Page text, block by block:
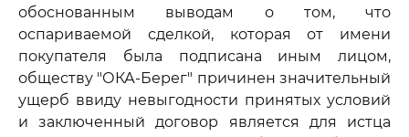
обоснованным выводам о том, что
оспариваемой сделкой, которая от имени
покупателя была подписана иным лицом,
обществу "ОКА-Берег" причинен значительный
ущерб ввиду невыгодности принятых условий
и заключенный договор является для истца